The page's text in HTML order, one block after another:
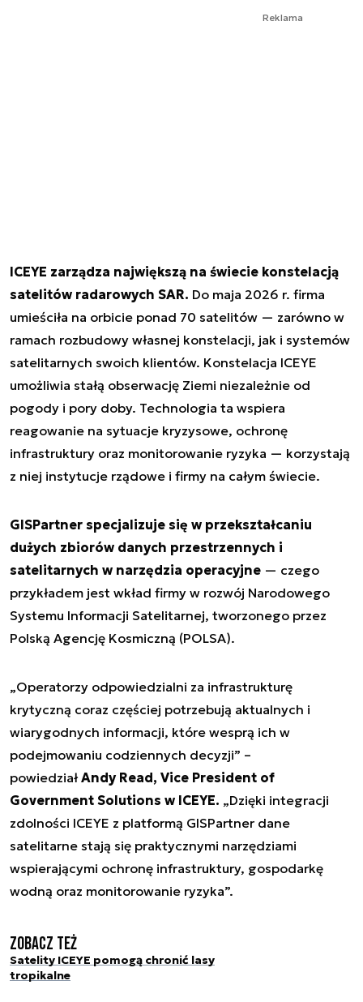
Reklama
ICEYE zarządza największą na świecie konstelacją
satelitów radarowych SAR. Do maja 2026 r. firma
umieściła na orbicie ponad 70 satelitów — zarówno w
ramach rozbudowy własnej konstelacji, jak i systemów
satelitarnych swoich klientów. Konstelacja ICEYE
umożliwia stałą obserwację Ziemi niezależnie od
pogody i pory doby. Technologia ta wspiera
reagowanie na sytuacje kryzysowe, ochronę
infrastruktury oraz monitorowanie ryzyka — korzystają
z niej instytucje rządowe i firmy na całym świecie.
GISPartner specjalizuje się w przekształcaniu
dużych zbiorów danych przestrzennych i
satelitarnych w narzędzia operacyjne — czego
przykładem jest wkład firmy w rozwój Narodowego
Systemu Informacji Satelitarnej, tworzonego przez
Polską Agencję Kosmiczną (POLSA).
„Operatorzy odpowiedzialni za infrastrukturę
krytyczną coraz częściej potrzebują aktualnych i
wiarygodnych informacji, które wesprą ich w
podejmowaniu codziennych decyzji” –
powiedziałAndy Read, Vice President of
Government Solutions w ICEYE. „Dzięki integracji
zdolności ICEYE z platformą GISPartner dane
satelitarne stają się praktycznymi narzędziami
wspierającymi ochronę infrastruktury, gospodarkę
wodną oraz monitorowanie ryzyka”.
Zobacz też
Satelity ICEYE pomogą chronić lasy
tropikalne